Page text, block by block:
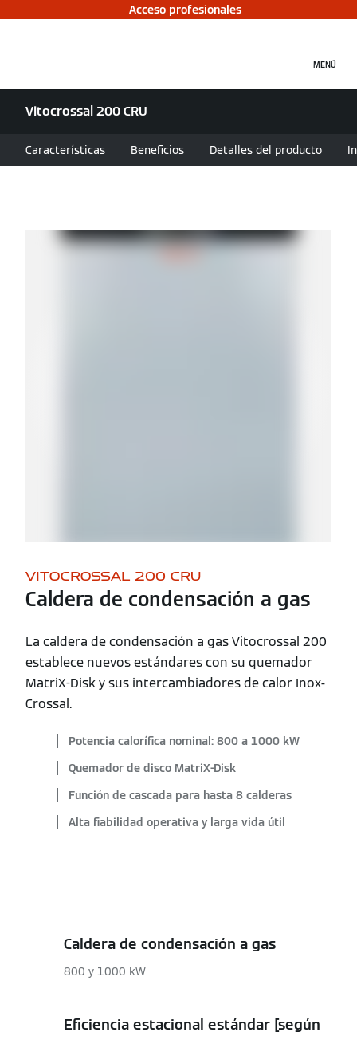
Acceso profesionales
MENÚ
Vitocrossal 200 CRU
Características Beneficios Detalles del producto
VITOCROSSAL 200 CRU
Caldera de condensación a gas
La caldera de condensación a gas Vitocrossal 200
establece nuevos estándares con su quemador
MatriX-Disk y sus intercambiadores de calor Inox-
Crossal.
Potencia calorífica nominal: 800 a 1000 kW
Quemador de disco MatriX-Disk
Función de cascada para hasta 8 calderas
Alta fiabilidad operativa y larga vida útil
Caldera de condensación a gas
800 y 1000 kW
Eficiencia estacional estándar [según